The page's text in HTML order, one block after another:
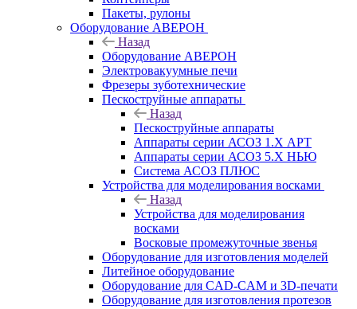
Пакеты, рулоны
Оборудование АВЕРОН
Назад
Оборудование АВЕРОН
Электровакуумные печи
Фрезеры зуботехнические
Пескоструйные аппараты
Назад
Пескоструйные аппараты
Аппараты серии АСОЗ 1.Х АРТ
Аппараты серии АСОЗ 5.Х НЬЮ
Система АСОЗ ПЛЮС
Устройства для моделирования восками
Назад
Устройства для моделирования
восками
Восковые промежуточные звенья
Оборудование для изготовления моделей
Литейное оборудование
Оборудование для CAD-CAM и 3D-печати
Оборудование для изготовления протезов